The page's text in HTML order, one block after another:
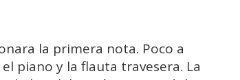
la primera nota. Poco a
piano y la flauta travesera. La